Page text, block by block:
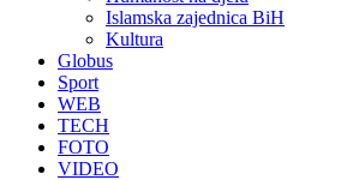
Islamska zajednica BiH
Kultura
Globus
Sport
WEB
TECH
FOTO
VIDEO